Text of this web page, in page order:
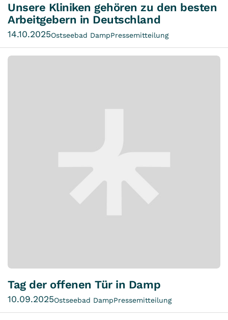
Unsere Kliniken gehören zu den besten
Arbeitgebern in Deutschland
14.10.2025Ostseebad DampPressemitteilung
Tag der offenen Tür in Damp
10.09.2025Ostseebad DampPressemitteilung